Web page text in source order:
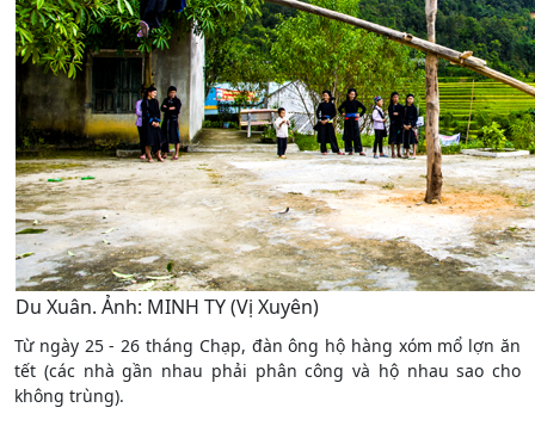
Du Xuân. Ảnh: MINH TY (Vị Xuyên)
Từ ngày 25 - 26 tháng Chạp, đàn ông hộ hàng xóm mổ lợn ăn
tết (các nhà gần nhau phải phân công và hộ nhau sao cho
không trùng).